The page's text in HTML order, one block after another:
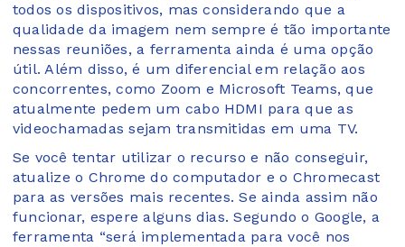
todos os dispositivos, mas considerando que a
qualidade da imagem nem sempre é tão importante
nessas reuniões, a ferramenta ainda é uma opção
útil. Além disso, é um diferencial em relação aos
concorrentes, como Zoom e Microsoft Teams, que
atualmente pedem um cabo HDMI para que as
videochamadas sejam transmitidas em uma TV.
Se você tentar utilizar o recurso e não conseguir,
atualize o Chrome do computador e o Chromecast
para as versões mais recentes. Se ainda assim não
funcionar, espere alguns dias. Segundo o Google, a
ferramenta “será implementada para você nos